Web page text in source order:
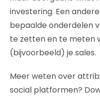
investering. Een
bepaalde onderdelen
te zetten en te meten
(bijvoorbeeld) je sales.
Meer weten over
social platformen?